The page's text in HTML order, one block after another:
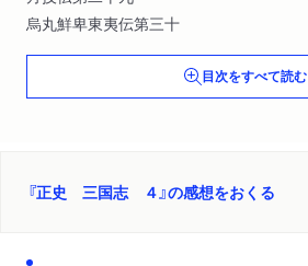
烏丸鮮卑東夷伝第三十
目次をすべて読む
『正史 三国志 ４』の感想をおくる